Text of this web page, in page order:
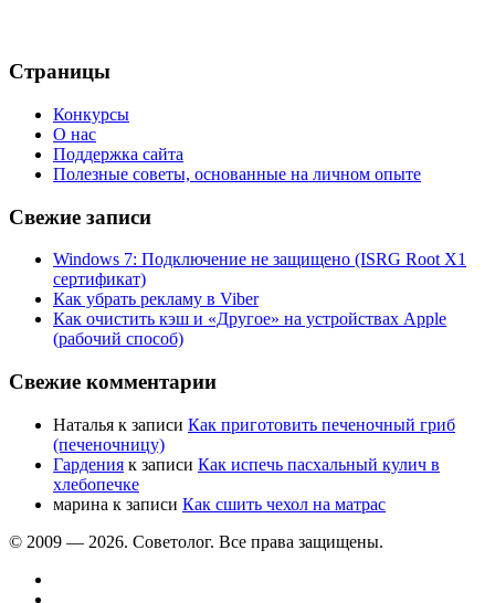
Страницы
Конкурсы
О нас
Поддержка сайта
Полезные советы, основанные на личном опыте
Свежие записи
Windows 7: Подключение не защищено (ISRG Root X1
сертификат)
Как убрать рекламу в Viber
Как очистить кэш и «Другое» на устройствах Apple
(рабочий способ)
Свежие комментарии
Наталья к записи Как приготовить печеночный гриб
(печеночницу)
Гардения к записи Как испечь пасхальный кулич в
хлебопечке
марина к записи Как сшить чехол на матрас
© 2009 — 2026. Советолог. Все права защищены.